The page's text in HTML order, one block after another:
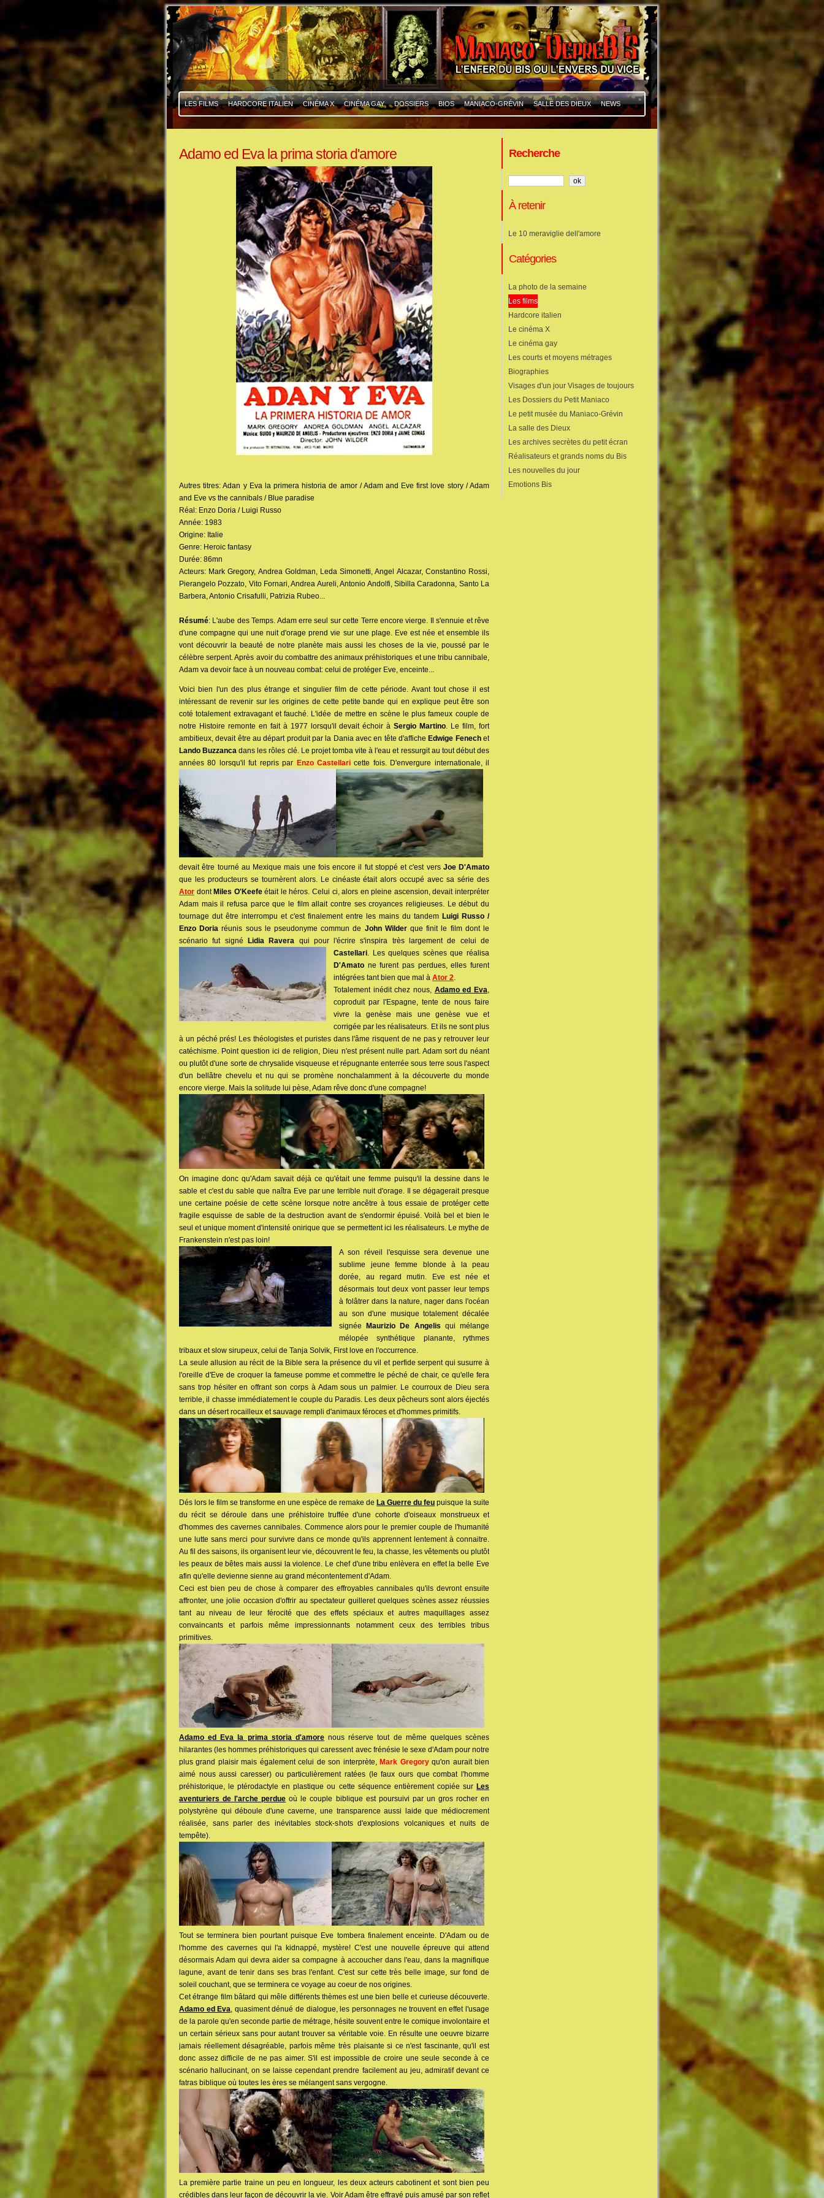
LES FILMS HARDCORE ITALIEN CINÉMA X CINÉMA GAY DOSSIERS BIOS MANIACO-GRÉVIN SALLE DES DIEUX NEWS
Adamo ed Eva la prima storia d'amore
Autres titres: Adan y Eva la primera historia de amor / Adam and Eve first love story / Adam
and Eve vs the cannibals / Blue paradise
Réal: Enzo Doria / Luigi Russo
Année: 1983
Origine: Italie
Genre: Heroic fantasy
Durée: 86mn
Acteurs: Mark Gregory, Andrea Goldman, Leda Simonetti, Angel Alcazar, Constantino Rossi,
Pierangelo Pozzato, Vito Fornari, Andrea Aureli, Antonio Andolfi, Sibilla Caradonna, Santo La
Barbera, Antonio Crisafulli, Patrizia Rubeo...
Résumé: L'aube des Temps. Adam erre seul sur cette Terre encore vierge. Il s'ennuie et rêve
d'une compagne qui une nuit d'orage prend vie sur une plage. Eve est née et ensemble ils
vont découvrir la beauté de notre planète mais aussi les choses de la vie, poussé par le
célèbre serpent. Après avoir du combattre des animaux préhistoriques et une tribu cannibale,
Adam va devoir face à un nouveau combat: celui de protéger Eve, enceinte...
Voici bien l'un des plus étrange et singulier film de cette période. Avant tout chose il est
intéressant de revenir sur les origines de cette petite bande qui en explique peut être son
coté totalement extravagant et fauché. L'idée de mettre en scène le plus fameux couple de
notre Histoire remonte en fait à 1977 lorsqu'il devait échoir àSergio Martino. Le film, fort
ambitieux, devait être au départ produit par la Dania avec en tête d'affiche Edwige Fenechet
Lando Buzzanca dans les rôles clé. Le projet tomba vite à l'eau et ressurgit au tout début des
années 80 lorsqu'il fut repris par Enzo Castellaricette fois. D'envergure internationale, il
devait être tourné au Mexique mais une fois encore il fut stoppé et c'est vers Joe D'Amato
que les producteurs se tournèrent alors. Le cinéaste était alors occupé avec sa série des
Ator dont Miles O'Keefeétait le héros. Celui ci, alors en pleine ascension, devait interpréter
Adam mais il refusa parce que le film allait contre ses croyances religieuses. Le début du
tournage dut être interrompu et c'est finalement entre les mains du tandem Luigi Russo /
Enzo Doria réunis sous le pseudonyme commun de John Wilderque finit le film dont le
scénario fut signé
Lidia Ravera qui pour l'écrire s'inspira très largement de celui de
Castellari. Les quelques scènes que réalisa
D'Amato ne furent pas perdues, elles furent
intégrées tant bien que mal àAtor 2.
Totalement inédit chez nous, Adamo ed Eva,
coproduit par l'Espagne, tente de nous faire
vivre la genèse mais une genèse vue et
corrigée par les réalisateurs. Et ils ne sont plus
à un péché prés! Les théologistes et puristes dans l'âme risquent de ne pas y retrouver leur
catéchisme. Point question ici de religion, Dieu n'est présent nulle part. Adam sort du néant
ou plutôt d'une sorte de chrysalide visqueuse et répugnante enterrée sous terre sous l'aspect
d'un bellâtre chevelu et nu qui se promène nonchalamment à la découverte du monde
encore vierge. Mais la solitude lui pèse, Adam rêve donc d'une compagne!
On imagine donc qu'Adam savait déjà ce qu'était une femme puisqu'il la dessine dans le
sable et c'est du sable que naîtra Eve par une terrible nuit d'orage. Il se dégagerait presque
une certaine poésie de cette scène lorsque notre ancêtre à tous essaie de protéger cette
fragile esquisse de sable de la destruction avant de s'endormir épuisé. Voilà bel et bien le
seul et unique moment d'intensité onirique que se permettent ici les réalisateurs. Le mythe de
Frankenstein n'est pas loin!
A son réveil l'esquisse sera devenue une
sublime jeune femme blonde à la peau
dorée, au regard mutin. Eve est née et
désormais tout deux vont passer leur temps
à folâtrer dans la nature, nager dans l'océan
au son d'une musique totalement décalée
signée
Maurizio De Angelis qui mélange
mélopée synthétique planante, rythmes
tribaux et slow sirupeux, celui de Tanja Solvik, First love en l'occurrence.
La seule allusion au récit de la Bible sera la présence du vil et perfide serpent qui susurre à
l'oreille d'Eve de croquer la fameuse pomme et commettre le péché de chair, ce qu'elle fera
sans trop hésiter en offrant son corps à Adam sous un palmier. Le courroux de Dieu sera
terrible, il chasse immédiatement le couple du Paradis. Les deux pêcheurs sont alors éjectés
dans un désert rocailleux et sauvage rempli d'animaux féroces et d'hommes primitifs.
Dés lors le film se transforme en une espèce de remake de La Guerre du feu puisque la suite
du récit se déroule dans une préhistoire truffée d'une cohorte d'oiseaux monstrueux et
d'hommes des cavernes cannibales. Commence alors pour le premier couple de l'humanité
une lutte sans merci pour survivre dans ce monde qu'ils apprennent lentement à connaitre.
Au fil des saisons, ils organisent leur vie, découvrent le feu, la chasse, les vêtements ou plutôt
les peaux de bêtes mais aussi la violence. Le chef d'une tribu enlèvera en effet la belle Eve
afin qu'elle devienne sienne au grand mécontentement d'Adam.
Ceci est bien peu de chose à comparer des effroyables cannibales qu'ils devront ensuite
affronter, une jolie occasion d'offrir au spectateur guilleret quelques scènes assez réussies
tant au niveau de leur férocité que des effets spéciaux et autres maquillages assez
convaincants et parfois même impressionnants notamment ceux des terribles tribus
primitives.
Adamo ed Eva la prima storia d'amorenous réserve tout de même quelques scènes
hilarantes (les hommes préhistoriques qui caressent avec frénésie le sexe d'Adam pour notre
plus grand plaisir mais également celui de son interprète, Mark Gregoryqu'on aurait bien
aimé nous aussi caresser) ou particulièrement ratées (le faux ours que combat l'homme
préhistorique, le ptérodactyle en plastique ou cette séquence entièrement copiée sur Les
aventuriers de l'arche perdue où le couple biblique est poursuivi par un gros rocher en
polystyrène qui déboule d'une caverne, une transparence aussi laide que médiocrement
réalisée, sans parler des inévitables stock-shots d'explosions volcaniques et nuits de
tempête).
Tout se terminera bien pourtant puisque Eve tombera finalement enceinte. D'Adam ou de
l'homme des cavernes qui l'a kidnappé, mystère! C'est une nouvelle épreuve qui attend
désormais Adam qui devra aider sa compagne à accoucher dans l'eau, dans la magnifique
lagune, avant de tenir dans ses bras l'enfant. C'est sur cette très belle image, sur fond de
soleil couchant, que se terminera ce voyage au coeur de nos origines.
Cet étrange film bâtard qui mêle différents thèmes est une bien belle et curieuse découverte.
Adamo ed Eva, quasiment dénué de dialogue, les personnages ne trouvent en effet l'usage
de la parole qu'en seconde partie de métrage, hésite souvent entre le comique involontaire et
un certain sérieux sans pour autant trouver sa véritable voie. En résulte une oeuvre bizarre
jamais réellement désagréable, parfois même très plaisante si ce n'est fascinante, qu'il est
donc assez difficile de ne pas aimer. S'il est impossible de croire une seule seconde à ce
scénario hallucinant, on se laisse cependant prendre facilement au jeu, admiratif devant ce
fatras biblique où toutes les ères se mélangent sans vergogne.
La première partie traine un peu en longueur, les deux acteurs cabotinent et sont bien peu
crédibles dans leur façon de découvrir la vie. Voir Adam être effrayé puis amusé par son reflet
Recherche
À retenir
Le 10 meraviglie dell'amore
Catégories
La photo de la semaine
Les films
Hardcore italien
Le cinéma X
Le cinéma gay
Les courts et moyens métrages
Biographies
Visages d'un jour Visages de toujours
Les Dossiers du Petit Maniaco
Le petit musée du Maniaco-Grévin
La salle des Dieux
Les archives secrètes du petit écran
Réalisateurs et grands noms du Bis
Les nouvelles du jour
Emotions Bis